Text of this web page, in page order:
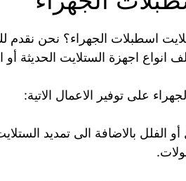
اسطبلات الجهراء؟ نحن نقدم لك
اجهزة الستلايت الحديثة أو
على توفير الاعمال الاتية:
الفلل بالاضافة الى تمديد